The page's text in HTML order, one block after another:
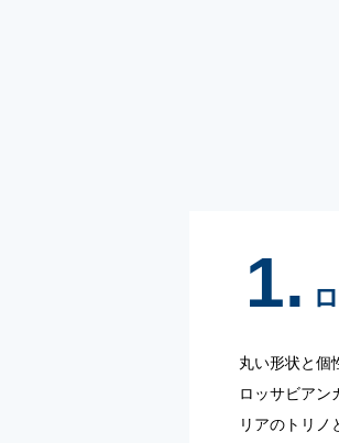
1.
丸い形状と個
ロッサビアン
リアのトリノ